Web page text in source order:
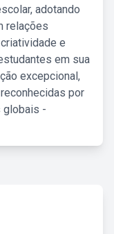
adotando
relações
e
em sua
excepcional,
por
globais -